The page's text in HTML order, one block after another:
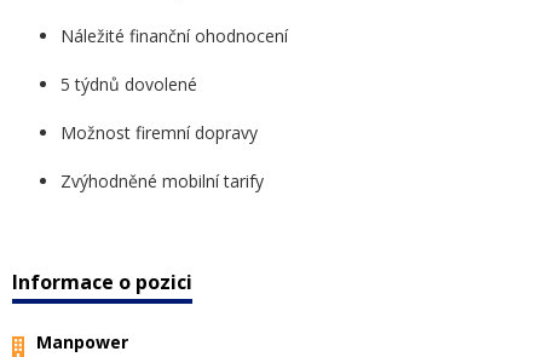
Náležité finanční ohodnocení
5 týdnů dovolené
Možnost firemní dopravy
Zvýhodněné mobilní tarify
Informace o pozici
Manpower